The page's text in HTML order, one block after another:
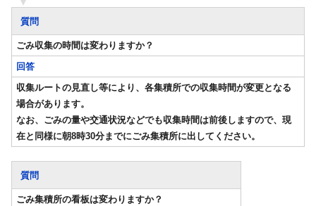
質問
ごみ収集の時間は変わりますか？
回答
収集ルートの見直し等により、各集積所での収集時間が変更となる
場合があります。
なお、ごみの量や交通状況などでも収集時間は前後しますので、現
在と同様に朝8時30分までにごみ集積所に出してください。
質問
ごみ集積所の看板は変わりますか？